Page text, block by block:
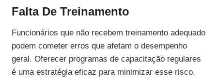
Falta De Treinamento
Funcionários que não recebem treinamento adequado
podem cometer erros que afetam o desempenho
geral. Oferecer programas de capacitação regulares
é uma estratégia eficaz para minimizar esse risco.